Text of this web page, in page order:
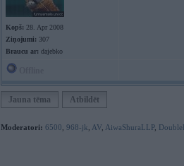
Kopš: 28. Apr 2008
Ziņojumi: 307
Braucu ar: dajebko
Jauna tēma Atbildēt
Moderatori: 6500 968-jk AV AiwaShuraLLP,